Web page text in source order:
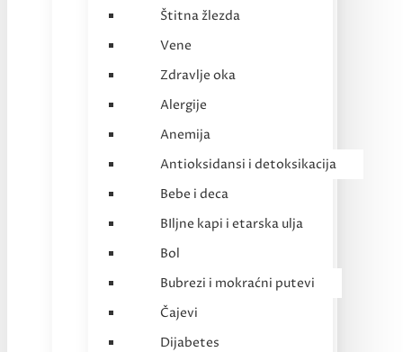
Štitna žlezda
Vene
Zdravlje oka
Alergije
Anemija
Antioksidansi i detoksikacija
Bebe i deca
BIljne kapi i etarska ulja
Bol
Bubrezi i mokraćni putevi
Čajevi
Dijabetes